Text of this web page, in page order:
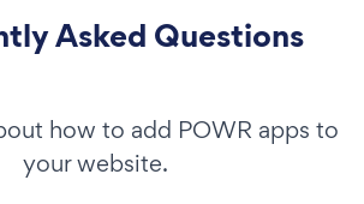
Asked Questions
how to add POWR apps to
your website.